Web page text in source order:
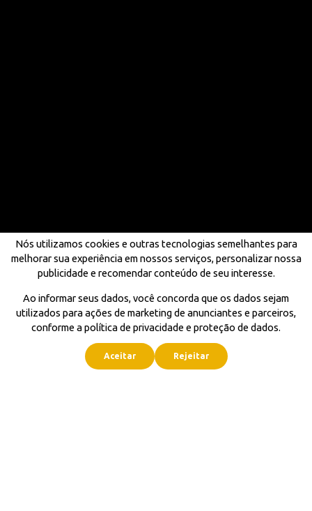
Nós utilizamos cookies e outras tecnologias semelhantes para
melhorar sua experiência em nossos serviços, personalizar nossa
publicidade e recomendar conteúdo de seu interesse.
Ao informar seus dados, você concorda que os dados sejam
utilizados para ações de marketing de anunciantes e parceiros,
conforme a política de privacidade e proteção de dados.
Aceitar Rejeitar